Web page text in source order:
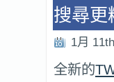
搜尋更
1月
全新的